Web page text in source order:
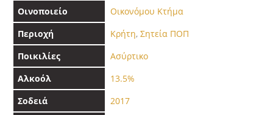
Οινοποιείο
Οικονόμου Κτήμα
Περιοχή
Κρήτη, Σητεία ΠΟΠ
Ποικιλίες
Ασύρτικο
Αλκοόλ
13.5%
Σοδειά
2017